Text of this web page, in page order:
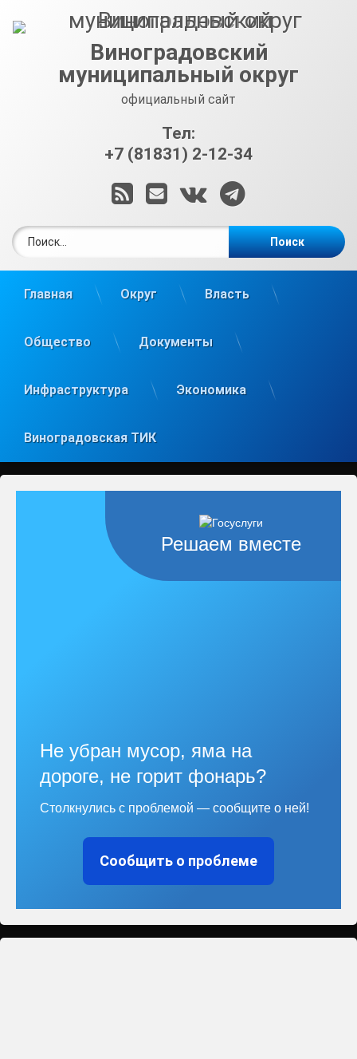
Виноградовский
муниципальный округ
официальный сайт
Тел:
+7 (81831) 2-12-34
RSSE-mailВКонтакте
Telegram
Главная Округ Власть
Общество Документы
Инфраструктура Экономика
Виноградовская ТИК
Решаем вместе
Не убран мусор, яма на
дороге, не горит фонарь?
Столкнулись с проблемой — сообщите о ней!
Сообщить о проблеме